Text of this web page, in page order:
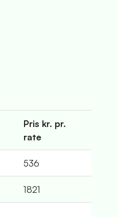
Pris kr. pr.
rate
536
1821